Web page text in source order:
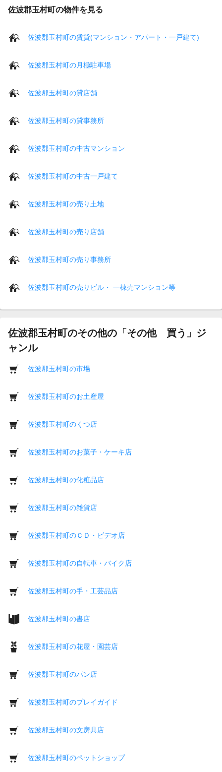
佐波郡玉村町の物件を見る
佐波郡玉村町の賃貸(マンション・アパート・一戸建て)
佐波郡玉村町の月極駐車場
佐波郡玉村町の貸店舗
佐波郡玉村町の貸事務所
佐波郡玉村町の中古マンション
佐波郡玉村町の中古一戸建て
佐波郡玉村町の売り土地
佐波郡玉村町の売り店舗
佐波郡玉村町の売り事務所
佐波郡玉村町の売りビル・ 一棟売マンション等
佐波郡玉村町のその他の「その他 買う」ジ
ャンル
佐波郡玉村町の市場
佐波郡玉村町のお土産屋
佐波郡玉村町のくつ店
佐波郡玉村町のお菓子・ケーキ店
佐波郡玉村町の化粧品店
佐波郡玉村町の雑貨店
佐波郡玉村町のＣＤ・ビデオ店
佐波郡玉村町の自転車・バイク店
佐波郡玉村町の手・工芸品店
佐波郡玉村町の書店
佐波郡玉村町の花屋・園芸店
佐波郡玉村町のパン店
佐波郡玉村町のプレイガイド
佐波郡玉村町の文房具店
佐波郡玉村町のペットショップ